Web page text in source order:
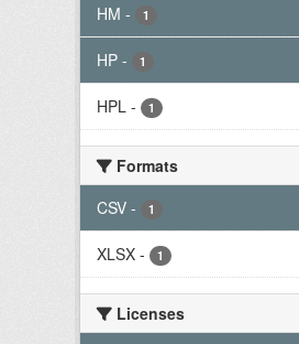
HM - 1
HP - 1
HPL - 1
Formats
CSV - 1
XLSX - 1
Licenses